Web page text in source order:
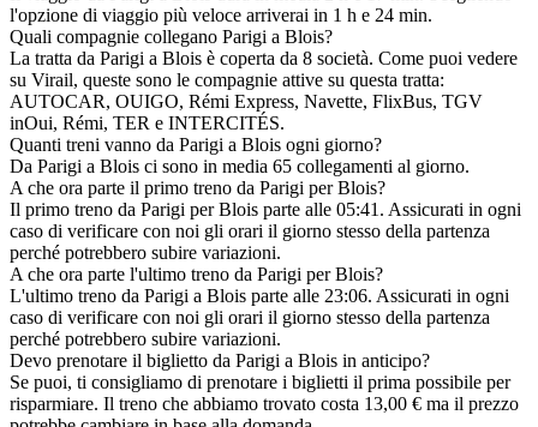
l'opzione di viaggio più veloce arriverai in 1 h e 24 min.
Quali compagnie collegano Parigi a Blois?
La tratta da Parigi a Blois è coperta da 8 società. Come puoi vedere
su Virail, queste sono le compagnie attive su questa tratta:
AUTOCAR, OUIGO, Rémi Express, Navette, FlixBus, TGV
inOui, Rémi, TER e INTERCITÉS.
Quanti treni vanno da Parigi a Blois ogni giorno?
Da Parigi a Blois ci sono in media 65 collegamenti al giorno.
A che ora parte il primo treno da Parigi per Blois?
Il primo treno da Parigi per Blois parte alle 05:41. Assicurati in ogni
caso di verificare con noi gli orari il giorno stesso della partenza
perché potrebbero subire variazioni.
A che ora parte l'ultimo treno da Parigi per Blois?
L'ultimo treno da Parigi a Blois parte alle 23:06. Assicurati in ogni
caso di verificare con noi gli orari il giorno stesso della partenza
perché potrebbero subire variazioni.
Devo prenotare il biglietto da Parigi a Blois in anticipo?
Se puoi, ti consigliamo di prenotare i biglietti il prima possibile per
risparmiare. Il treno che abbiamo trovato costa 13,00 € ma il prezzo